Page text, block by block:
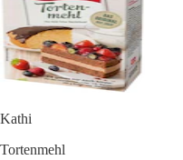
Kathi
Tortenmehl